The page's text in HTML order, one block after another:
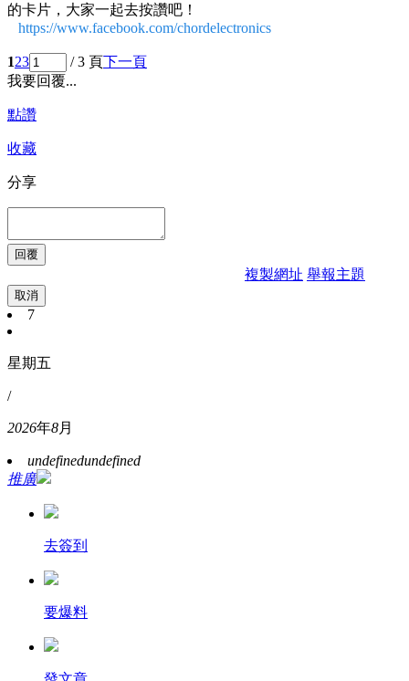
的卡片，大家一起去按讚吧！
https://www.facebook.com/chordelectronics
123 / 3 頁下一頁
我要回覆...
點讚
收藏
分享
複製網址 舉報主題
取消
7
星期五
/
2026年8月
undefinedundefined
推廣
去簽到
要爆料